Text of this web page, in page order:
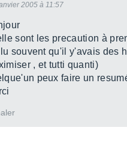
2005 à 11:57
sont les precaution à
souvent qu'il y'avais des
, et tutti quanti)
peux faire un